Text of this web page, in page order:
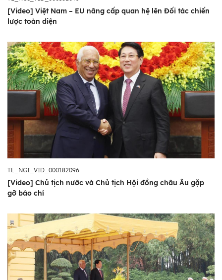
[Video] Việt Nam – EU nâng cấp quan hệ lên Đối tác chiến
lược toàn diện
TL_NGI_VID_000182096
[Video] Chủ tịch nước và Chủ tịch Hội đồng châu Âu gặp
gỡ báo chí